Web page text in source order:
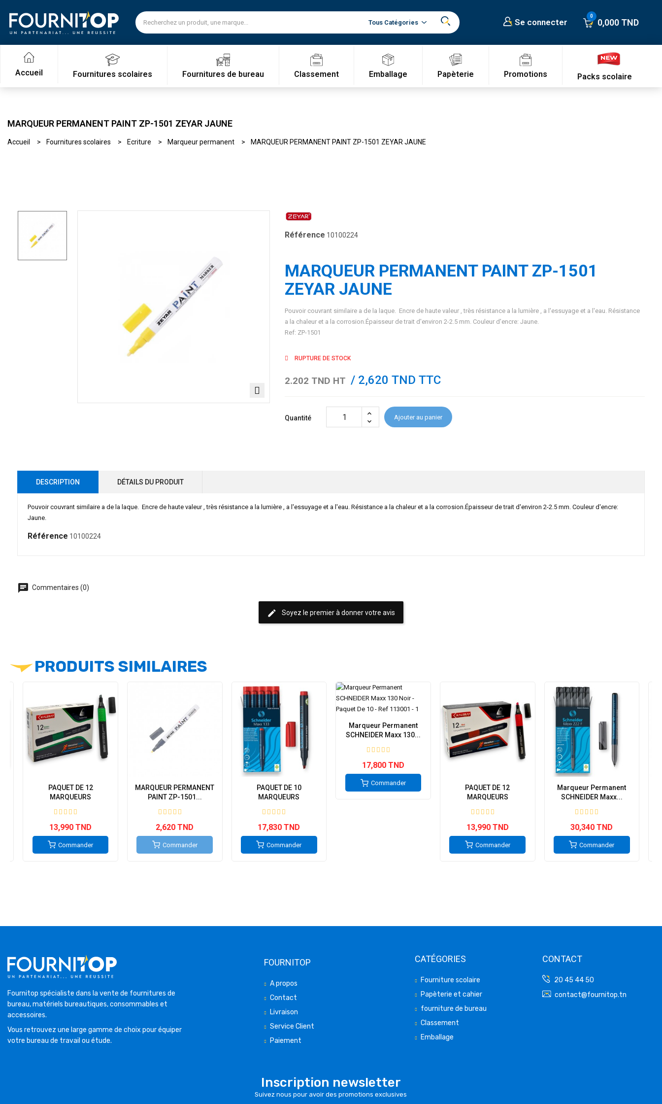
Se connecter 0,000 TND
Accueil Fournitures scolaires Fournitures de bureau Classement Emballage Papèterie Promotions Packs scolaire
MARQUEUR PERMANENT PAINT ZP-1501 ZEYAR JAUNE
Accueil Fournitures scolaires Ecriture Marqueur permanent MARQUEUR PERMANENT PAINT ZP-1501 ZEYAR JAUNE
Référence 10100224
MARQUEUR PERMANENT PAINT ZP-1501
ZEYAR JAUNE
Pouvoir couvrant similaire a de la laque. Encre de haute valeur , très résistance a la lumière , a l'essuyage et a l'eau. Résistance
a la chaleur et a la corrosion.Épaisseur de trait d'environ 2-2.5 mm. Couleur d'encre: Jaune.
Ref: ZP-1501
RUPTURE DE STOCK
2.202 TND HT / 2,620 TND TTC
Quantité Ajouter au panier
DESCRIPTION DÉTAILS DU PRODUIT
Pouvoir couvrant similaire a de la laque. Encre de haute valeur , très résistance a la lumière , a l'essuyage et a l'eau. Résistance a la chaleur et a la corrosion.Épaisseur de trait d'environ 2-2.5 mm. Couleur d'encre:
Jaune.
Référence 10100224
chat Commentaires (0)
edit Soyez le premier à donner votre avis
PRODUITS SIMILAIRES
PAQUET DE 12
MARQUEURS
13,990 TND
Commander
MARQUEUR PERMANENT
PAINT ZP-1501...
2,620 TND
Commander
PAQUET DE 10
MARQUEURS
17,830 TND
Commander
Marqueur Permanent
SCHNEIDER Maxx 130...
17,800 TND
Commander
PAQUET DE 12
MARQUEURS
13,990 TND
Commander
Marqueur Permanent
SCHNEIDER Maxx...
30,340 TND
Commander
Fournitop spécialiste dans la vente de fournitures de
bureau, matériels bureautiques, consommables et
accessoires.
Vous retrouvez une large gamme de choix pour équiper
votre bureau de travail ou étude.
FOURNITOP
A propos
Contact
Livraison
Service Client
Paiement
CATÉGORIES
Fourniture scolaire
Papèterie et cahier
fourniture de bureau
Classement
Emballage
CONTACT
20 45 44 50
contact@fournitop.tn
Inscription newsletter
Suivez nous pour avoir des promotions exclusives